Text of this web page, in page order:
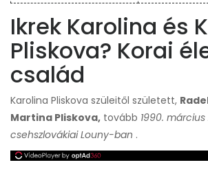
Ikrek Karolina és
Pliskova? Korai
család
Karolina Pliskova szüleitől született,
Martina Pliskova, tovább 1990.
csehszlovákiai Louny-ban .